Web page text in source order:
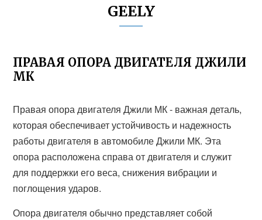
GEELY
ПРАВАЯ ОПОРА ДВИГАТЕЛЯ ДЖИЛИ
МК
Правая опора двигателя Джили МК - важная деталь,
которая обеспечивает устойчивость и надежность
работы двигателя в автомобиле Джили МК. Эта
опора расположена справа от двигателя и служит
для поддержки его веса, снижения вибрации и
поглощения ударов.
Опора двигателя обычно представляет собой